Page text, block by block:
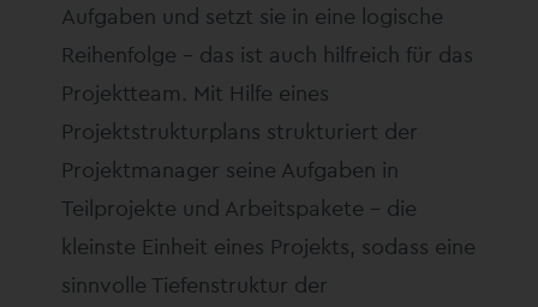
Aufgaben und setzt sie in eine logische
Reihenfolge – das ist auch hilfreich für das
Projektteam. Mit Hilfe eines
Projektstrukturplans strukturiert der
Projektmanager seine Aufgaben in
Teilprojekte und Arbeitspakete – die
kleinste Einheit eines Projekts, sodass eine
sinnvolle Tiefenstruktur der